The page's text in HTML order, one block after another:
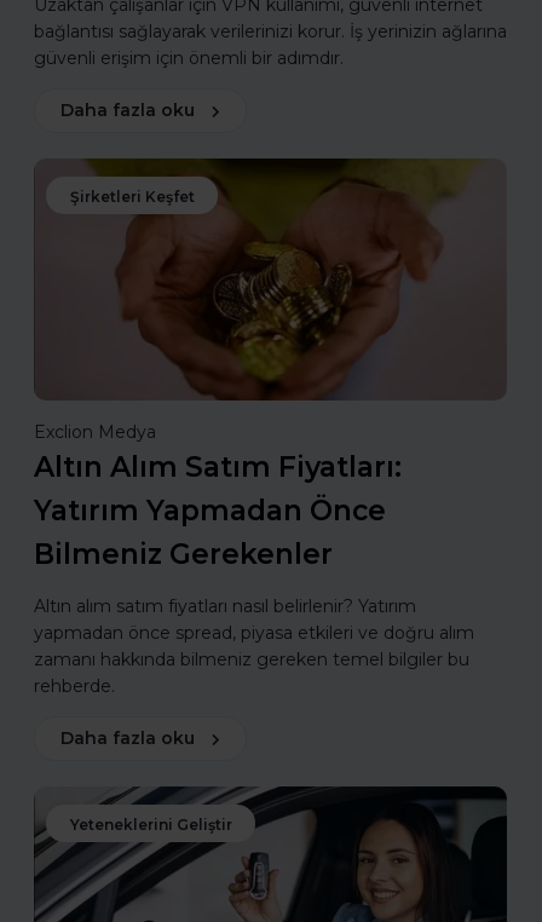
Uzaktan çalışanlar için VPN kullanımı, güvenli internet
bağlantısı sağlayarak verilerinizi korur. İş yerinizin ağlarına
güvenli erişim için önemli bir adımdır.
Daha fazla oku
Şirketleri Keşfet
Exclion Medya
Altın Alım Satım Fiyatları:
Yatırım Yapmadan Önce
Bilmeniz Gerekenler
Altın alım satım fiyatları nasıl belirlenir? Yatırım
yapmadan önce spread, piyasa etkileri ve doğru alım
zamanı hakkında bilmeniz gereken temel bilgiler bu
rehberde.
Daha fazla oku
Yeteneklerini Geliştir